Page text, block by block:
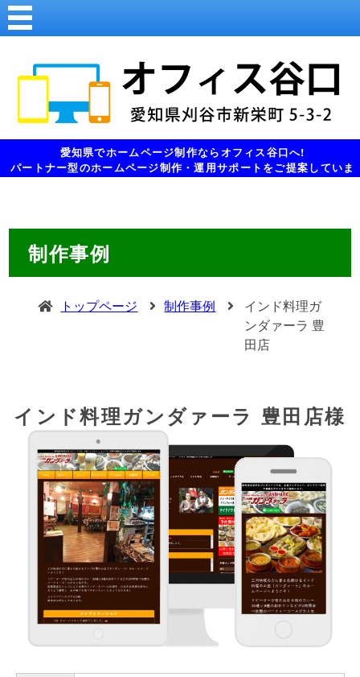
愛知県でホームページ制作ならオフィス谷口へ!
パートナー型のホームページ制作・運用サポートをご提案していま
制作事例
トップページ 制作事例
インド料理ガ
ンダァーラ 豊
田店
インド料理ガンダァーラ 豊田店様